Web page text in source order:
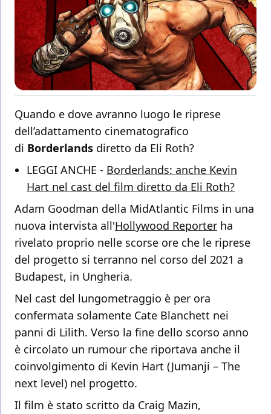
Quando e dove avranno luogo le riprese
dell’adattamento cinematografico
di Borderlands diretto da Eli Roth?
LEGGI ANCHE - Borderlands: anche Kevin
Hart nel cast del film diretto da Eli Roth?
Adam Goodman della MidAtlantic Films in una
nuova intervista all'Hollywood Reporter ha
rivelato proprio nelle scorse ore che le riprese
del progetto si terranno nel corso del 2021 a
Budapest, in Ungheria.
Nel cast del lungometraggio è per ora
confermata solamente Cate Blanchett nei
panni di Lilith. Verso la fine dello scorso anno
è circolato un rumour che riportava anche il
coinvolgimento di Kevin Hart (Jumanji – The
next level) nel progetto.
Il film è stato scritto da Craig Mazin,